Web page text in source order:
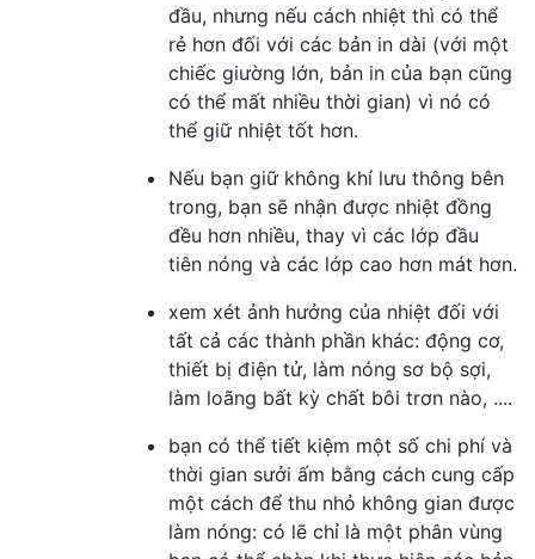
đầu, nhưng nếu cách nhiệt thì có thể
rẻ hơn đối với các bản in dài (với một
chiếc giường lớn, bản in của bạn cũng
có thể mất nhiều thời gian) vì nó có
thể giữ nhiệt tốt hơn.
Nếu bạn giữ không khí lưu thông bên
trong, bạn sẽ nhận được nhiệt đồng
đều hơn nhiều, thay vì các lớp đầu
tiên nóng và các lớp cao hơn mát hơn.
xem xét ảnh hưởng của nhiệt đối với
tất cả các thành phần khác: động cơ,
thiết bị điện tử, làm nóng sơ bộ sợi,
làm loãng bất kỳ chất bôi trơn nào, ....
bạn có thể tiết kiệm một số chi phí và
thời gian sưởi ấm bằng cách cung cấp
một cách để thu nhỏ không gian được
làm nóng: có lẽ chỉ là một phân vùng